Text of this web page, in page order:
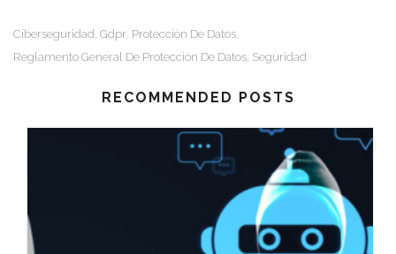
Ciberseguridad Gdpr Protección De Datos
Reglamento General De Protección De Datos Seguridad
RECOMMENDED POSTS